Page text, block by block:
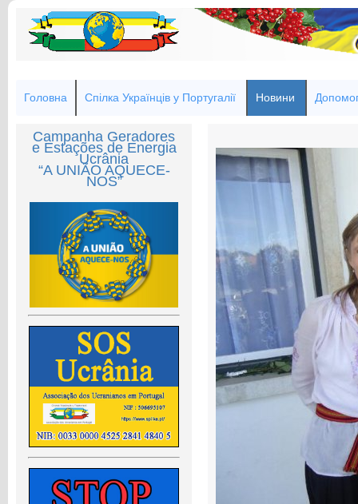
Головна Спілка Українців у Португалії Новини
Campanha Geradores
e Estações de Energia
Ucrânia
“A UNIÃO AQUECE-
NOS”